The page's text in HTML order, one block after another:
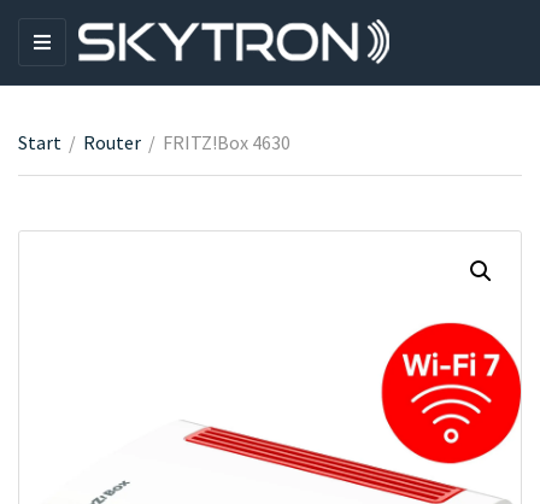
M
E
U
Start / Router / FRITZ!Box 4630